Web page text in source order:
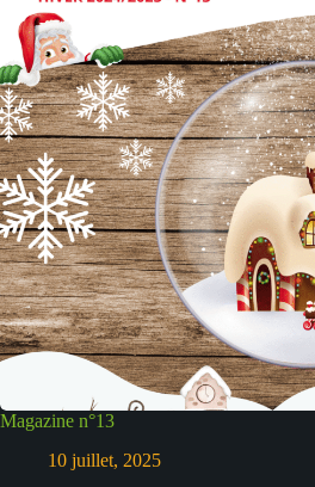
Magazine n°13
10 juillet, 2025